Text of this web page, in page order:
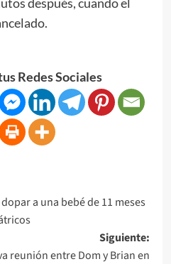
Redes Sociales
a una bebé de 11 meses
Siguiente:
reunión entre Dom y Brian en